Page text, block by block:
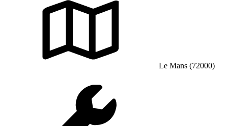
Le Mans (72000)